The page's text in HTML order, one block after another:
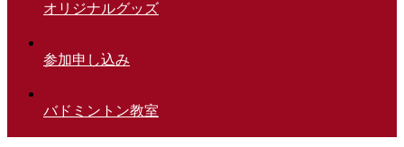
オリジナルグッズ
参加申し込み
バドミントン教室